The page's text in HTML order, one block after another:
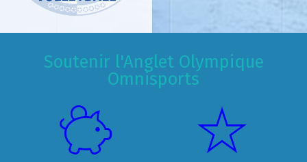
Soutenir l'Anglet Olympique
Omnisports